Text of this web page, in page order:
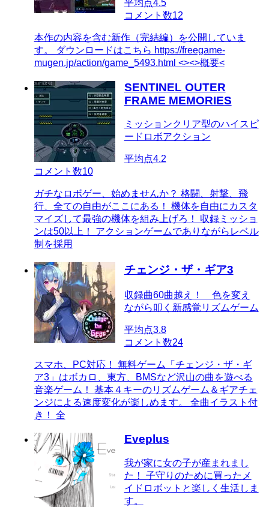
平均点4.5
コメント数12
本作の内容を含む新作（完結編）を公開していま
す。 ダウンロードはこちら https://freegame-
mugen.jp/action/game_5493.html <><>概要<
SENTINEL OUTER
FRAME MEMORIES
ミッションクリア型のハイスピ
ードロボアクション
平均点4.2
コメント数10
ガチなロボゲー、始めませんか？ 格闘、射撃、飛
行、全ての自由がここにある！ 機体を自由にカスタ
マイズして最強の機体を組み上げろ！ 収録ミッショ
ンは50以上！ アクションゲームでありながらレベル
制を採用
チェンジ・ザ・ギア3
収録曲60曲越え！ 色を変え
ながら叩く新感覚リズムゲーム
平均点3.8
コメント数24
スマホ、PC対応！ 無料ゲーム「チェンジ・ザ・ギ
ア3」はボカロ、東方、BMSなど沢山の曲を遊べる
音楽ゲーム！ 基本４キーのリズムゲーム＆ギアチェ
ンジによる速度変化が楽しめます。 全曲イラスト付
き！ 全
Eveplus
我が家に女の子が産まれまし
た！ 子守りのために買ったメ
イドロボットと楽しく生活しま
す。